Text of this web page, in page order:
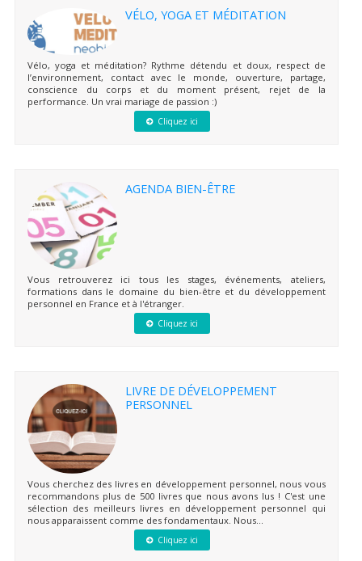
VÉLO, YOGA ET MÉDITATION
Vélo, yoga et méditation? Rythme détendu et doux, respect de
l’environnement, contact avec le monde, ouverture, partage,
conscience du corps et du moment présent, rejet de la
performance. Un vrai mariage de passion :)
Cliquez ici
AGENDA BIEN-ÊTRE
Vous retrouverez ici tous les stages, événements, ateliers,
formations dans le domaine du bien-être et du développement
personnel en France et à l'étranger.
Cliquez ici
LIVRE DE DÉVELOPPEMENT
PERSONNEL
Vous cherchez des livres en développement personnel, nous vous
recommandons plus de 500 livres que nous avons lus ! C'est une
sélection des meilleurs livres en développement personnel qui
nous apparaissent comme des fondamentaux. Nous...
Cliquez ici